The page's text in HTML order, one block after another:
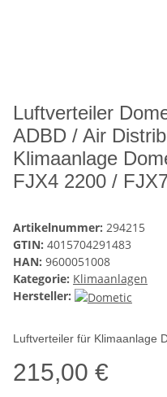
Luftverteiler
ADBD / Air
Klimaanlage
FJX4 2200 /
Artikelnummer: 294215
GTIN: 4015704291483
HAN: 9600051008
Kategorie: Klimaanlagen
Hersteller:
Luftverteiler für Klimaanlage
215,00 €